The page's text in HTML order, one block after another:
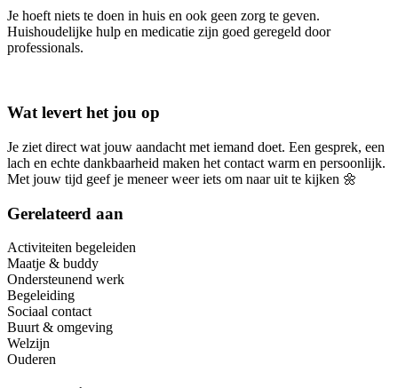
Je hoeft niets te doen in huis en ook geen zorg te geven.
Huishoudelijke hulp en medicatie zijn goed geregeld door
professionals.
Wat levert het jou op
Je ziet direct wat jouw aandacht met iemand doet. Een gesprek, een
lach en echte dankbaarheid maken het contact warm en persoonlijk.
Met jouw tijd geef je meneer weer iets om naar uit te kijken 🌼
Gerelateerd aan
Activiteiten begeleiden
Maatje & buddy
Ondersteunend werk
Begeleiding
Sociaal contact
Buurt & omgeving
Welzijn
Ouderen